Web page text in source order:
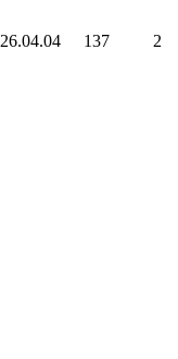
26.04.04 137 2